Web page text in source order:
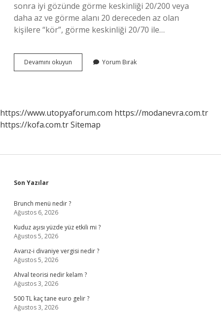
sonra iyi gözünde görme keskinliği 20/200 veya
daha az ve görme alanı 20 dereceden az olan
kişilere “kör”, görme keskinliği 20/70 ile…
Devamını okuyun
Az
Yorum Bırak
https://www.utopyaforum.com https://modanevra.com.tr
https://kofa.com.trSitemap
Sidebar
Son Yazılar
Brunch menü nedir ?
Ağustos 6, 2026
Kuduz aşısı yüzde yüz etkili mi ?
Ağustos 5, 2026
Avarız-i divaniye vergisi nedir ?
Ağustos 5, 2026
Ahval teorisi nedir kelam ?
Ağustos 3, 2026
500 TL kaç tane euro gelir ?
Ağustos 3, 2026